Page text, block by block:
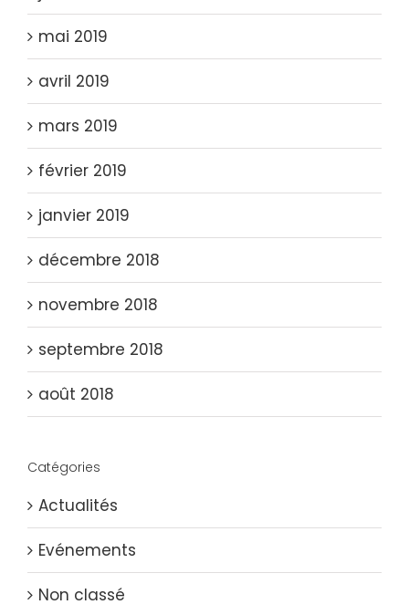
mai 2019
avril 2019
mars 2019
février 2019
janvier 2019
décembre 2018
novembre 2018
septembre 2018
août 2018
Catégories
Actualités
Evénements
Non classé